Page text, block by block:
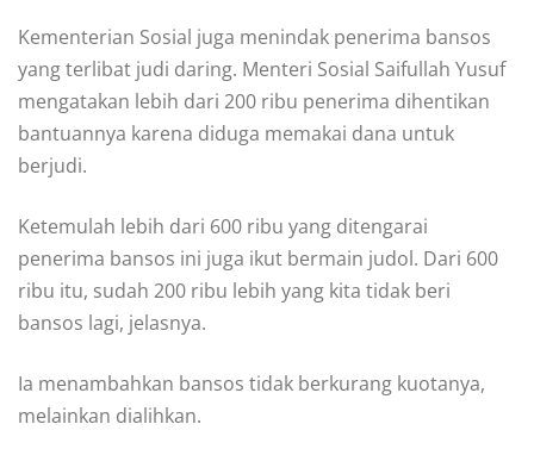
Kementerian Sosial juga menindak penerima bansos
yang terlibat judi daring. Menteri Sosial Saifullah Yusuf
mengatakan lebih dari 200 ribu penerima dihentikan
bantuannya karena diduga memakai dana untuk
berjudi.
Ketemulah lebih dari 600 ribu yang ditengarai
penerima bansos ini juga ikut bermain judol. Dari 600
ribu itu, sudah 200 ribu lebih yang kita tidak beri
bansos lagi, jelasnya.
Ia menambahkan bansos tidak berkurang kuotanya,
melainkan dialihkan.